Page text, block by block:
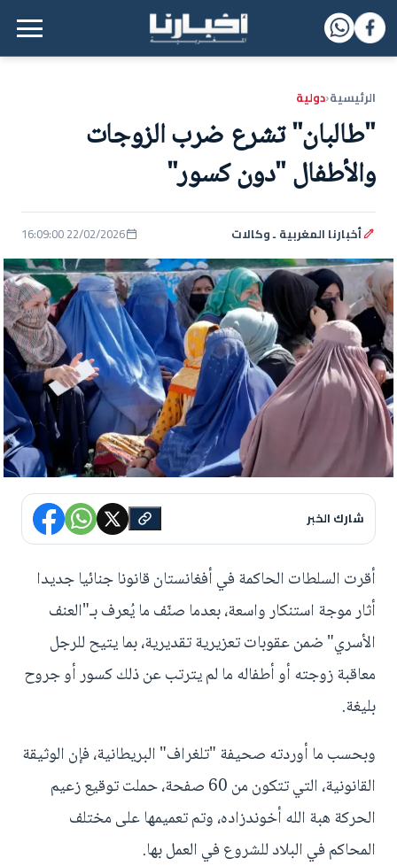
القائمة الرئيسية
الرئيسية‹دولية
"طالبان" تشرع ضرب الزوجات
والأطفال "دون كسور"
أخبارنا المغربية ـ وكالات 22/02/2026 16:09:00
شارك الخبر
أقرت السلطات الحاكمة في أفغانستان قانونا جنائيا جديدا
أثار موجة استنكار واسعة، بعدما صنّف ما يُعرف بـ"العنف
الأسري" ضمن عقوبات تعزيرية تقديرية، بما يتيح للرجل
معاقبة زوجته أو أطفاله ما لم يترتب عن ذلك كسور أو جروح
بليغة.
وبحسب ما أوردته صحيفة "تلغراف" البريطانية، فإن الوثيقة
القانونية، التي تتكون من 60 صفحة، حملت توقيع زعيم
الحركة هبة الله أخوندزاده، وتم تعميمها على مختلف
المحاكم في البلاد للشروع في العمل بها.